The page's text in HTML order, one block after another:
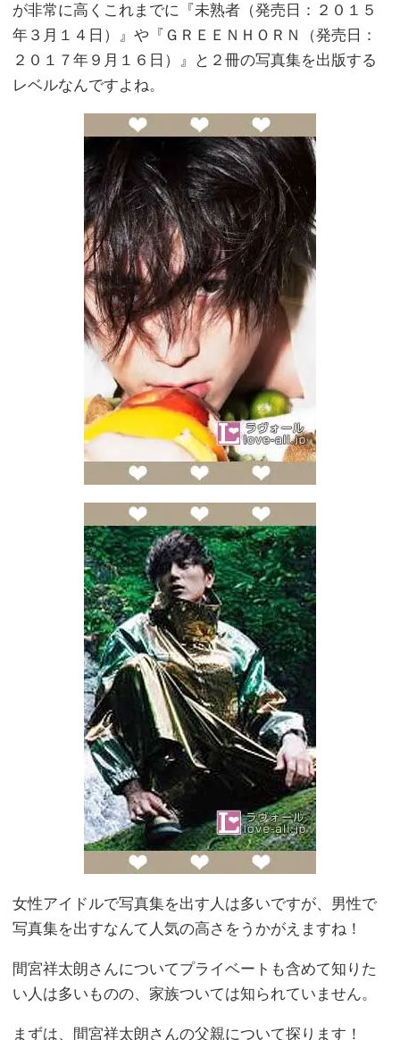
が非常に高くこれまでに『未熟者（発売日：２０１５
年３月１４日）』や『ＧＲＥＥＮＨＯＲＮ（発売日：
２０１７年９月１６日）』と２冊の写真集を出版する
レベルなんですよね。
女性アイドルで写真集を出す人は多いですが、男性で
写真集を出すなんて人気の高さをうかがえますね！
間宮祥太朗さんについてプライベートも含めて知りた
い人は多いものの、家族ついては知られていません。
まずは、間宮祥太朗さんの父親について探ります！